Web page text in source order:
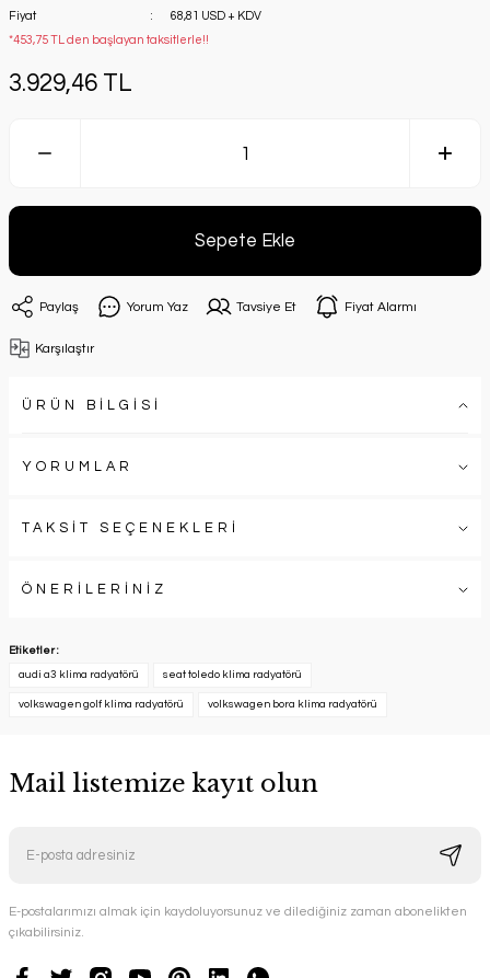
Fiyat
68,81 USD + KDV
*453,75 TL den başlayan taksitlerle!!
3.929,46 TL
Sepete Ekle
Paylaş Yorum Yaz Tavsiye Et Fiyat Alarmı
Karşılaştır
ÜRÜN BİLGİSİ
YORUMLAR
TAKSİT SEÇENEKLERİ
ÖNERİLERİNİZ
Etiketler :
audi a3 klima radyatörü seat toledo klima radyatörü
volkswagen golf klima radyatörü volkswagen bora klima radyatörü
Mail listemize kayıt olun
E-postalarımızı almak için kaydoluyorsunuz ve dilediğiniz zaman abonelikten
çıkabilirsiniz.